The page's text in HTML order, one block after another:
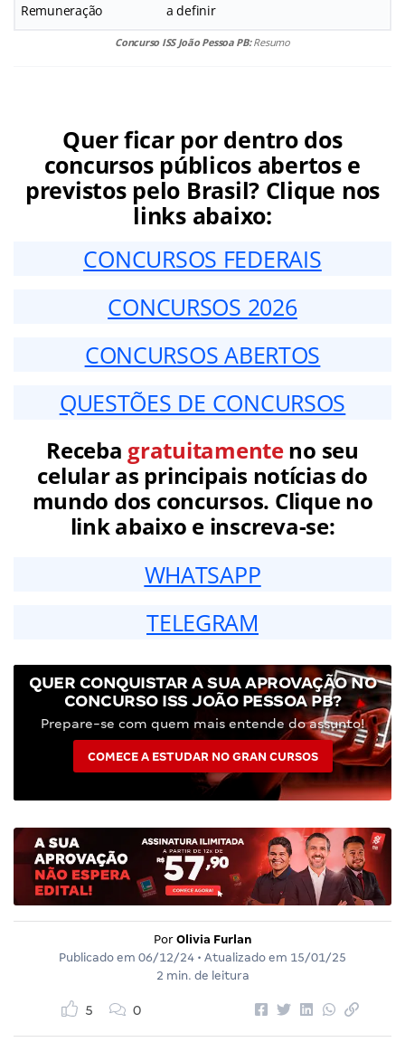
Remuneração a definir
Concurso ISS João Pessoa PB:Resumo
Quer ficar por dentro dos
concursos públicos abertos e
previstos pelo Brasil? Clique nos
links abaixo:
CONCURSOS FEDERAIS
CONCURSOS 2026
CONCURSOS ABERTOS
QUESTÕES DE CONCURSOS
Receba gratuitamenteno seu
celular as principais notícias do
mundo dos concursos. Clique no
link abaixo e inscreva-se:
WHATSAPP
TELEGRAM
QUER CONQUISTAR A SUA APROVAÇÃO NO
CONCURSO ISS JOÃO PESSOA PB?
Prepare-se com quem mais entende do assunto!
COMECE A ESTUDAR NO GRAN CURSOS
Por Olivia Furlan
Publicado em 06/12/24 • Atualizado em 15/01/25
2 min. de leitura
5 0